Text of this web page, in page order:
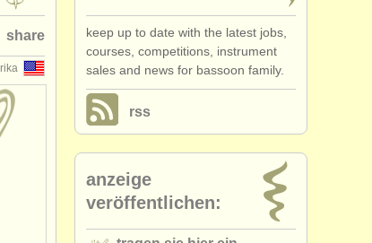
share
keep up to date with the latest jobs,
courses, competitions, instrument
sales and news for bassoon family.
rss
anzeige
veröffentlichen: